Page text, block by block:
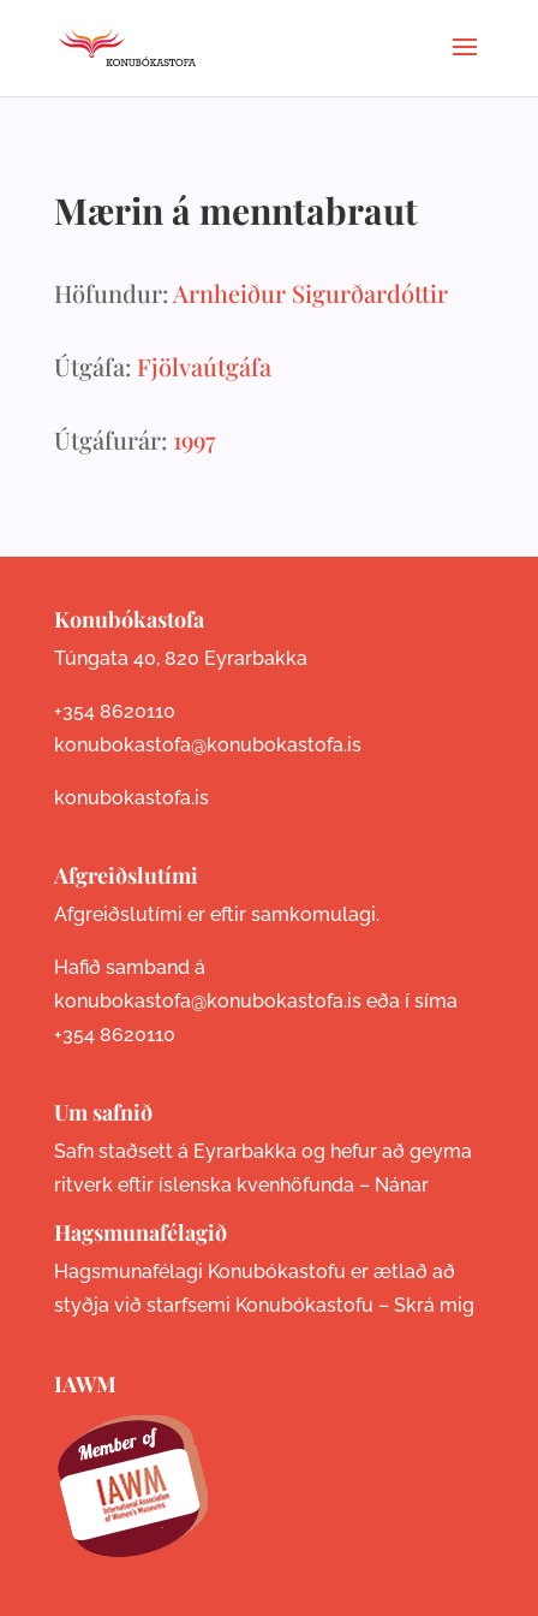
Mærin á menntabraut
Höfundur: Arnheiður Sigurðardóttir
Útgáfa: Fjölvaútgáfa
Útgáfurár: 1997
Konubókastofa
Túngata 40, 820 Eyrarbakka
+354 8620110
konubokastofa@konubokastofa.is
konubokastofa.is
Afgreiðslutími
Afgreiðslutími er eftir samkomulagi.
Hafið samband á
konubokastofa@konubokastofa.is eða í síma
+354 8620110
Um safnið
Safn staðsett á Eyrarbakka og hefur að geyma
ritverk eftir íslenska kvenhöfunda – Nánar
Hagsmunafélagið
Hagsmunafélagi Konubókastofu er ætlað að
styðja við starfsemi Konubókastofu – Skrá mig
IAWM